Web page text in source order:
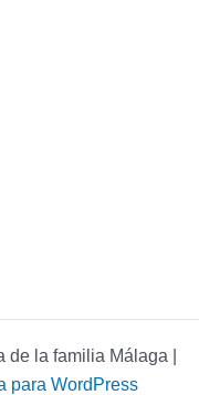
la familia Málaga |
para WordPress